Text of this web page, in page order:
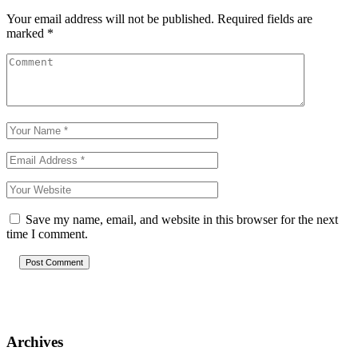
Your email address will not be published. Required fields are
marked *
Save my name, email, and website in this browser for the next
time I comment.
Post Comment
Archives